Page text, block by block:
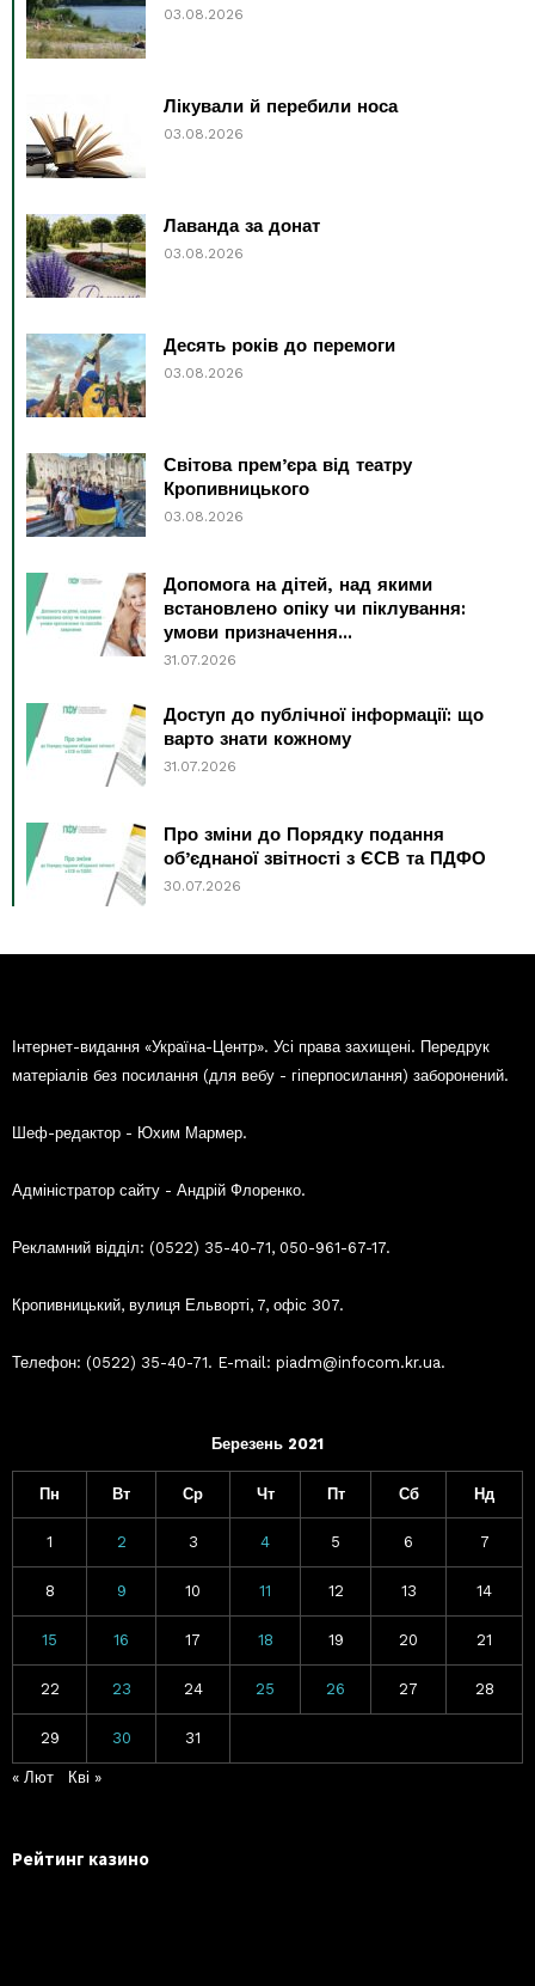
03.08.2026
Лікували й перебили носа
03.08.2026
Лаванда за донат
03.08.2026
Десять років до перемоги
03.08.2026
Світова прем’єра від театру
Кропивницького
03.08.2026
Допомога на дітей, над якими
встановлено опіку чи піклування:
умови призначення...
31.07.2026
Доступ до публічної інформації: що
варто знати кожному
31.07.2026
Про зміни до Порядку подання
об’єднаної звітності з ЄСВ та ПДФО
30.07.2026
Інтернет-видання «Україна-Центр». Усі права захищені. Передрук
матеріалів без посилання (для вебу - гіперпосилання) заборонений.
Шеф-редактор - Юхим Мармер.
Адміністратор сайту - Андрій Флоренко.
Рекламний відділ: (0522) 35-40-71, 050-961-67-17.
Кропивницький, вулиця Ельворті, 7, офіс 307.
Телефон: (0522) 35-40-71. E-mail: piadm@infocom.kr.ua.
Березень 2021
Пн Вт Ср Чт Пт Сб Нд
1 2 3 4 5 6 7
8 9 10 11 12 13 14
15 16 17 18 19 20 21
22 23 24 25 26 27 28
29 30 31
« Лют Кві »
Рейтинг казино